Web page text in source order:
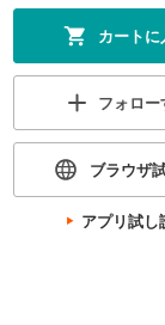
カートに
フォロー
ブラウザ
アプリ試し